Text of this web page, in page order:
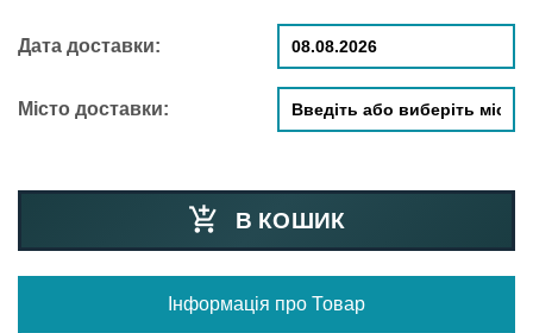
Дата доставки:
Місто доставки:
В КОШИК
Інформація про Товар